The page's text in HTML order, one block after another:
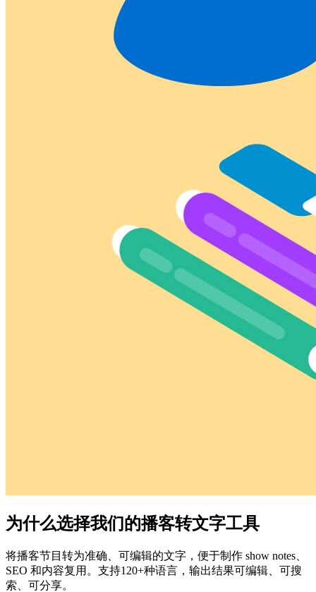
为什么选择我们的播客转文字工具
将播客节目转为准确、可编辑的文字，便于制作 show notes、
SEO 和内容复用。支持120+种语言，输出结果可编辑、可搜
索、可分享。